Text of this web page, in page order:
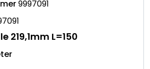
9997091
219,1mm L=150